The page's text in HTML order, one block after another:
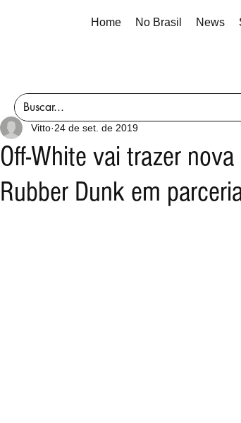
Home No Brasil News
Off-White vai trazer
Rubber Dunk em
Vitto 24 de set. de 2019